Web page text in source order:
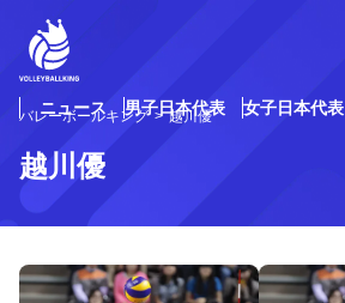
テ
ツ
プ
ニュース 男子日本代表 女子日本代表
バレーボールキング 越川優
越川優